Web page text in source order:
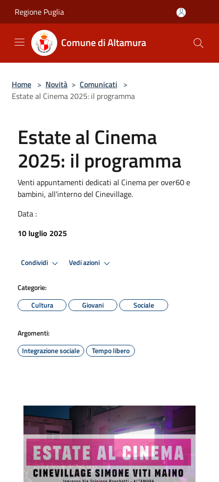
Regione Puglia
Comune di Altamura
Home > Novità > Comunicati >
Estate al Cinema 2025: il programma
Estate al Cinema
2025: il programma
Venti appuntamenti dedicati al Cinema per over60 e
bambini, all'interno del Cinevillage.
Data :
10 luglio 2025
Condividi Vedi azioni
Categorie:
Cultura
Giovani Sociale
Argomenti:
Integrazione sociale
Tempo libero